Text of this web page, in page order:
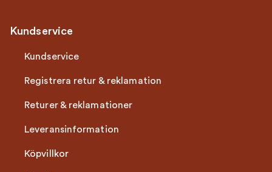
Kundservice
Kundservice
Registrera retur & reklamation
Returer & reklamationer
Leveransinformation
Köpvillkor